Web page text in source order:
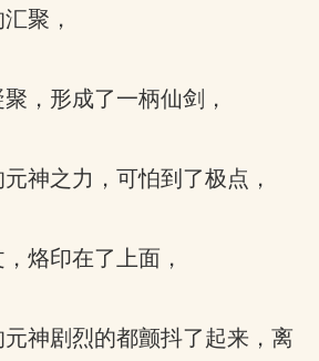
聚，
，形成了一柄仙剑，
神之力，可怕到了极点，
烙印在了上面，
神剧烈的都颤抖了起来，离